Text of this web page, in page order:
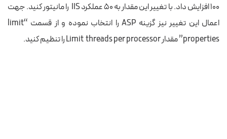
۱۰۰ افزایش داد. با تغییر این مقدار به ۵۰ عملکرد IIS را مانیتور کنید. جهت
اعمال این تغییر نیز گزینه ASP را انتخاب نموده و از قسمت “limit
properties” مقدار Limit threads per processor را تنظیم کنید.